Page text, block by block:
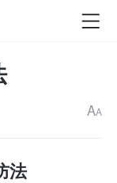
AA
法